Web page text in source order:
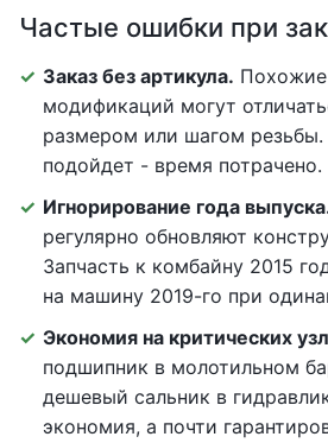
Частые ошибки при
Заказ без артикула. Похожие
модификаций могут
размером или шагом резьбы.
подойдет - время потрачено.
Игнорирование года
регулярно обновляют
Запчасть к комбайну 2015
на машину 2019-го при
Экономия на критических
подшипник в молотильном
дешевый сальник в
экономия, а почти